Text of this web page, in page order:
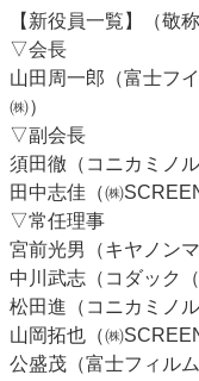
【新役員一覧】（敬称
▽会長
山田周一郎（富士フ
㈱）
▽副会長
須田徹（コニカミノ
田中志佳（㈱
▽常任理事
宮前光男（キヤノン
中川武志（コダック（
松田進（コニカミノ
山岡拓也（㈱
公盛茂（富士フィル